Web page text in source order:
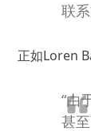
联
正如Loren
“由
甚